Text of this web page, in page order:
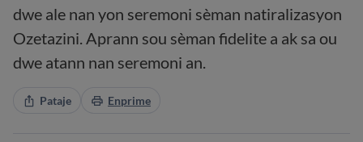
dwe ale nan yon seremoni sèman natiralizasyon
Ozetazini. Aprann sou sèman fidelite a ak sa ou
dwe atann nan seremoni an.
Pataje Enprime